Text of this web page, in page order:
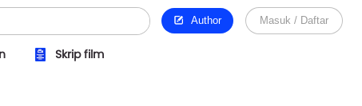
Author Masuk / Daftar
Skrip film